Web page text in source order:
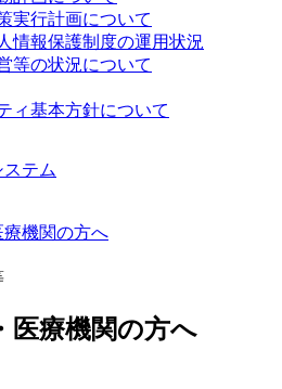
実行計画について
情報保護制度の運用状況
等の状況について
ィ基本方針について
テム
機関の方へ
医療機関の方へ